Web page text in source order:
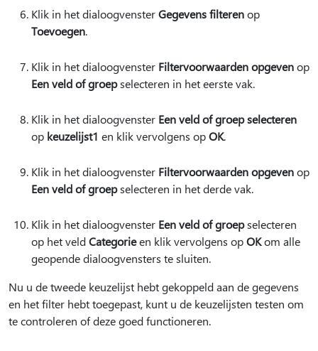
Klik in het dialoogvensterGegevens filterenop
Toevoegen.
Klik in het dialoogvenster Filtervoorwaarden opgevenop
Een veld of groepselecteren in het eerste vak.
Klik in het dialoogvenster Een veld of groep selecteren
op keuzelijst1 en klik vervolgens opOK.
Klik in het dialoogvenster Filtervoorwaarden opgevenop
Een veld of groepselecteren in het derde vak.
Klik in het dialoogvenster Een veld of groepselecteren
op het veldCategorieen klik vervolgens opOKom alle
geopende dialoogvensters te sluiten.
Nu u de tweede keuzelijst hebt gekoppeld aan de gegevens
en het filter hebt toegepast, kunt u de keuzelijsten testen om
te controleren of deze goed functioneren.